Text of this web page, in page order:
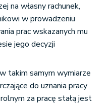
na własny rachunek,
w prowadzeniu
prac wskazanych mu
jego decyzji
takim samym wymiarze
do uznania pracy
za pracę stałą jest